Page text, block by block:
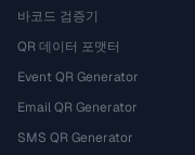
바코드 검증기
QR 데이터 포맷터
Event QR Generator
Email QR Generator
SMS QR Generator